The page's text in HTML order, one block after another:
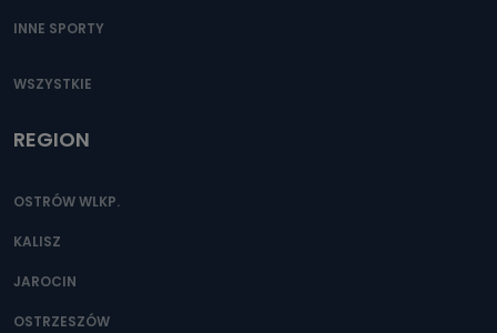
INNE SPORTY
WSZYSTKIE
REGION
OSTRÓW WLKP.
KALISZ
JAROCIN
OSTRZESZÓW